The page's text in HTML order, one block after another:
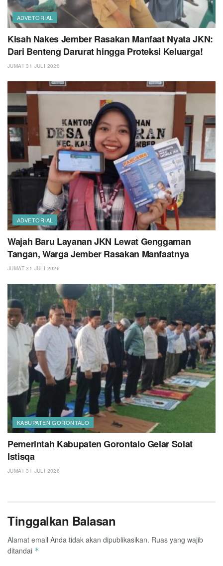
ADVETORIAL
Kisah Nakes Jember Rasakan Manfaat Nyata JKN:
Dari Benteng Darurat hingga Proteksi Keluarga!
JUMAT 31 JULI 2026
ADVETORIAL
Wajah Baru Layanan JKN Lewat Genggaman
Tangan, Warga Jember Rasakan Manfaatnya
JUMAT 31 JULI 2026
KABUPATEN GORONTALO
Pemerintah Kabupaten Gorontalo Gelar Solat
Istisqa
JUMAT 31 JULI 2026
Tinggalkan Balasan
Alamat email Anda tidak akan dipublikasikan. Ruas yang wajib
ditandai *